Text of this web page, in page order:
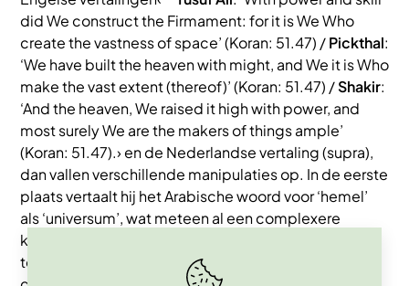
did We construct the Firmament: for it is We Who
create the vastness of space’ (Koran: 51.47) /Pickthal:
‘We have built the heaven with might, and We it is Who
make the vast extent (thereof)’ (Koran: 51.47) /Shakir:
‘And the heaven, We raised it high with power, and
most surely We are the makers of things ample’
(Koran: 51.47).› en de Nederlandse vertaling (supra),
dan vallen verschillende manipulaties op. In de eerste
plaats vertaalt hij het Arabische woord voor ‘hemel’
als ‘universum’, wat meteen al een complexere
kosmologie suggereert dan de tekst eigenlijk
toelaat. Dit is nodig om zijn volgende manipulatie